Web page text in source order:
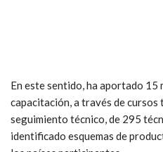
En este sentido, ha aportado 15
capacitación, a través de
seguimiento técnico, de 295
identificado esquemas de